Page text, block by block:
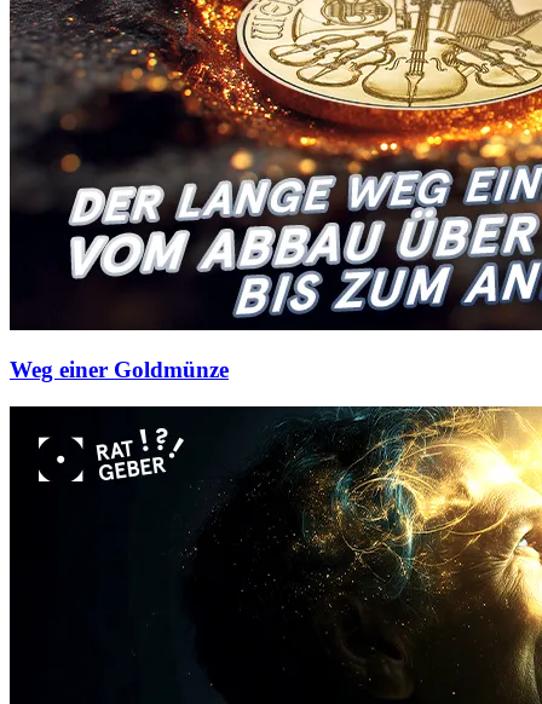
Weg einer Goldmünze